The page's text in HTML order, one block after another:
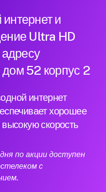
и
Ultra HD
52 корпус 2
интернет
хорошее
скорость
по акции доступен
с